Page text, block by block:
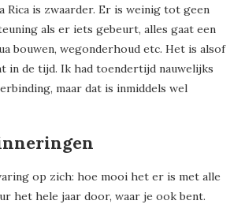
Rica is zwaarder. Er is weinig tot geen
als er iets gebeurt, alles gaat een
bouwen, wegonderhoud etc. Het is alsof
in de tijd. Ik had toendertijd nauwelijks
maar dat is inmiddels wel
op zich: hoe mooi het er is met alle
het hele jaar door, waar je ook bent.